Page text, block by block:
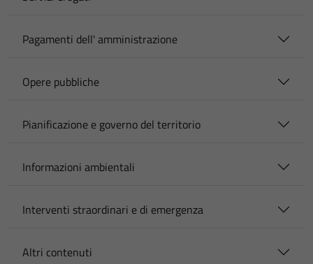
Pagamenti dell' amministrazione
Opere pubbliche
Pianificazione e governo del territorio
Informazioni ambientali
Interventi straordinari e di emergenza
Altri contenuti